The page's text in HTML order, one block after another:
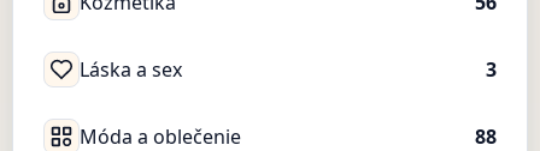
Láska a sex 3
Móda a oblečenie 88